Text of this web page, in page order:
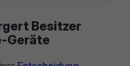
Besitzer
Geräte